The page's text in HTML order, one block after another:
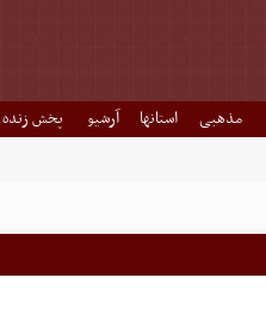
مذهبی استانها آرشیو پخش زنده